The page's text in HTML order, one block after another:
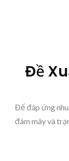
Đề
Để đáp ứng
đám mây và